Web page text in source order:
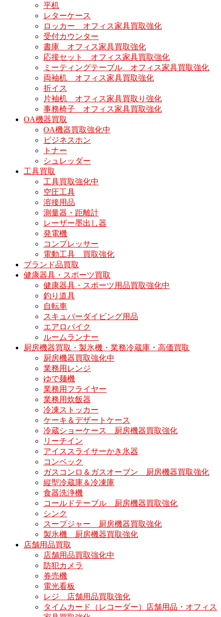
平机
レターケース
ロッカー オフィス家具買取強化
受付カウンター
書庫 オフィス家具買取強化
応接セット オフィス家具買取強化
ミーティングテーブル オフィス家具買取強化
両袖机 オフィス家具買取強化
折イス
片袖机 オフィス家具買取り強化
事務椅子 オフィス家具買取強化
OA機器買取
OA機器買取強化中
ビジネスホン
トナー
シュレッダー
工具買取
工具買取強化中
空圧工具
溶接用品
測量器・距離計
レーザー墨出し器
発電機
コンプレッサー
電動工具 買取強化
ブランド品買取
健康器具・スポーツ買取
健康器具・スポーツ用品買取強化中
釣り道具
自転車
スキュバーダイビング用品
エアロバイク
ルームランナー
厨房機器買取・製氷機・業務冷蔵庫・高価買取
厨房機器買取強化中
業務用レンジ
ゆで麺機
業務用フライヤー
業務用炊飯器
冷凍ストッカー
ケーキ＆デザートケース
冷蔵ショーケース 厨房機器買取強化
リーチイン
アイススライサーかき氷器
コンベック
ガスコンロ＆ガスオーブン 厨房機器買取強化
縦型冷蔵庫＆冷凍庫
食器洗浄機
コールドテーブル 厨房機器買取強化
シンク
スープジャー 厨房機器買取強化
製氷機 厨房機器買取強化
店舗用品買取
店舗用品買取強化中
防犯カメラ
券売機
電光看板
レジ 店舗用品買取強化
タイムカード（レコーダー）店舗用品・オフィス